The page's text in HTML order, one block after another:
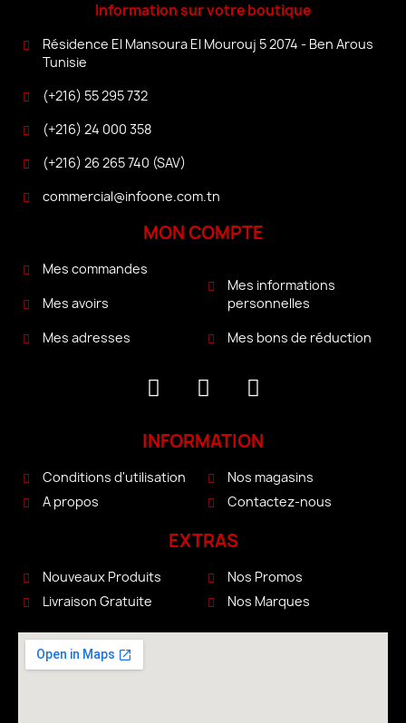
Information sur votre boutique
Résidence El Mansoura El Mourouj 5 2074 - Ben Arous
Tunisie
(+216) 55 295 732
(+216) 24 000 358
(+216) 26 265 740 (SAV)
commercial@infoone.com.tn
MON COMPTE
Mes commandes
Mes avoirs
Mes adresses
Mes informations
personnelles
Mes bons de réduction
INFORMATION
Conditions d'utilisation
A propos
Nos magasins
Contactez-nous
EXTRAS
Nouveaux Produits
Livraison Gratuite
Nos Promos
Nos Marques